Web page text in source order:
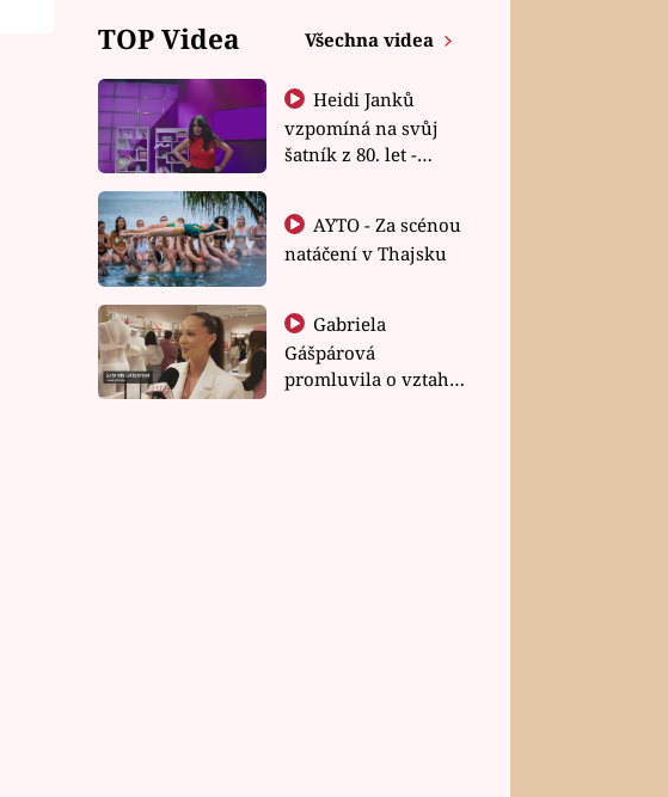
TOP Videa Všechna videa
Heidi Janků
vzpomíná na svůj
šatník z 80. let -
natáčení v Thajsku
Gabriela
Gášpárová
promluvila o vztahu